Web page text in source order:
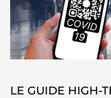
LE GUIDE HIGH-